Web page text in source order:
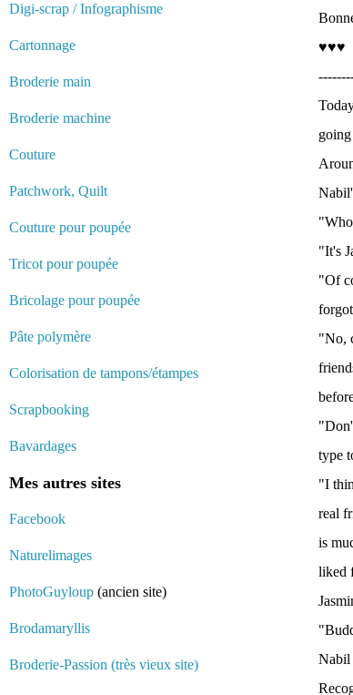
Digi-scrap / Infographisme
Cartonnage
Broderie main
Broderie machine
Couture
Patchwork, Quilt
Couture pour poupée
Tricot pour poupée
Bricolage pour poupée
Pâte polymère
Colorisation de tampons/étampes
Scrapbooking
Bavardages
Mes autres sites
Facebook
Naturelimages
PhotoGuyloup (ancien site)
Brodamaryllis
Broderie-Passion (très vieux site)
♥♥♥
"It's
"Of
"No,
type
"I
real
is
liked
Nabil